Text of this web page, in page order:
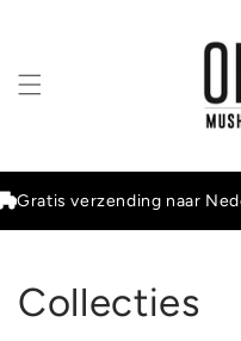
verzending naar
Collecties